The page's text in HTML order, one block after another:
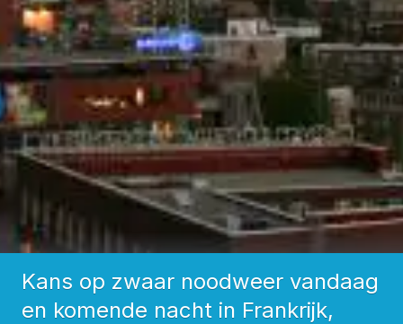
Kans op zwaar noodweer vandaag
en komende nacht in Frankrijk,